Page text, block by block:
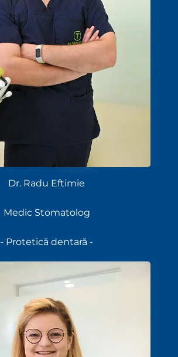
Dr. Radu Eftimie
Medic Stomatolog
- Protetică dentară -